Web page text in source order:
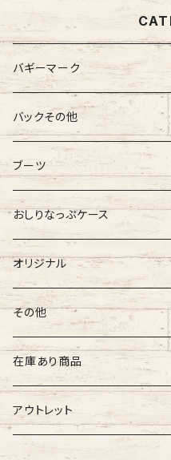
バギーマーク
バギーマーク
バギーマーク
吸盤付バギーマーク
バギーマークミニ
両面マークいり
オリジナル
バギーマークミニ
吸盤バギーマーク
バギーマークミニ
両面バギーマーク
オリジナル
ぷちまる
バギーマークプチ
バギーマークプチ ボールチェーン
バギーマークプチ ストラップ
オリジナル
ぷちまる
くるくるぷち
吸盤バギーマーク
バギーマークミニ
バギーマークプチ
吸盤バギーマーク
バギーマークナノ
オリジナル
ネズミ
オリジナル
バギーマーク
バギーマークプチ
ステッカー
バックその他
バギーポケット
バギーポケット レギュラー
バギーポケット 大
チャーム
バギーチャーム
イニシャルチャーム
診察ファイルバック
ブーツ
オリジナル
Sサイズ
Mサイズ
Lサイズ
XLサイズ
XXLサイズ
ブーツ
Sサイズ
XXLサイズ
おしりなっぷケース
おしりナップケース 縦型
おしりナップケース 横型
オリジナル
バギーマーク
バギーマークレギュラーサイズ
バギーマークミニ
バギーマークナノ
おしりナップケース
縦型ストラップ
横型ストラップ
その他
イニシャルチャーム
その他
ネームホルダー
nanoまる
chibi
在庫あり商品
バギーマーク
ミニサイズ
アウトレット